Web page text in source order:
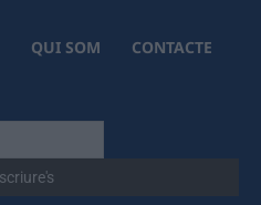
QUI SOM
CONTACTE